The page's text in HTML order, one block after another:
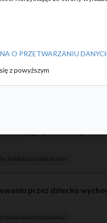
i nieprzyjętych
list dzieci przyjętych i
przyjęcia. W terminie 3
komisji
przez dziecko
O PRZETWARZANIU
z powyższym